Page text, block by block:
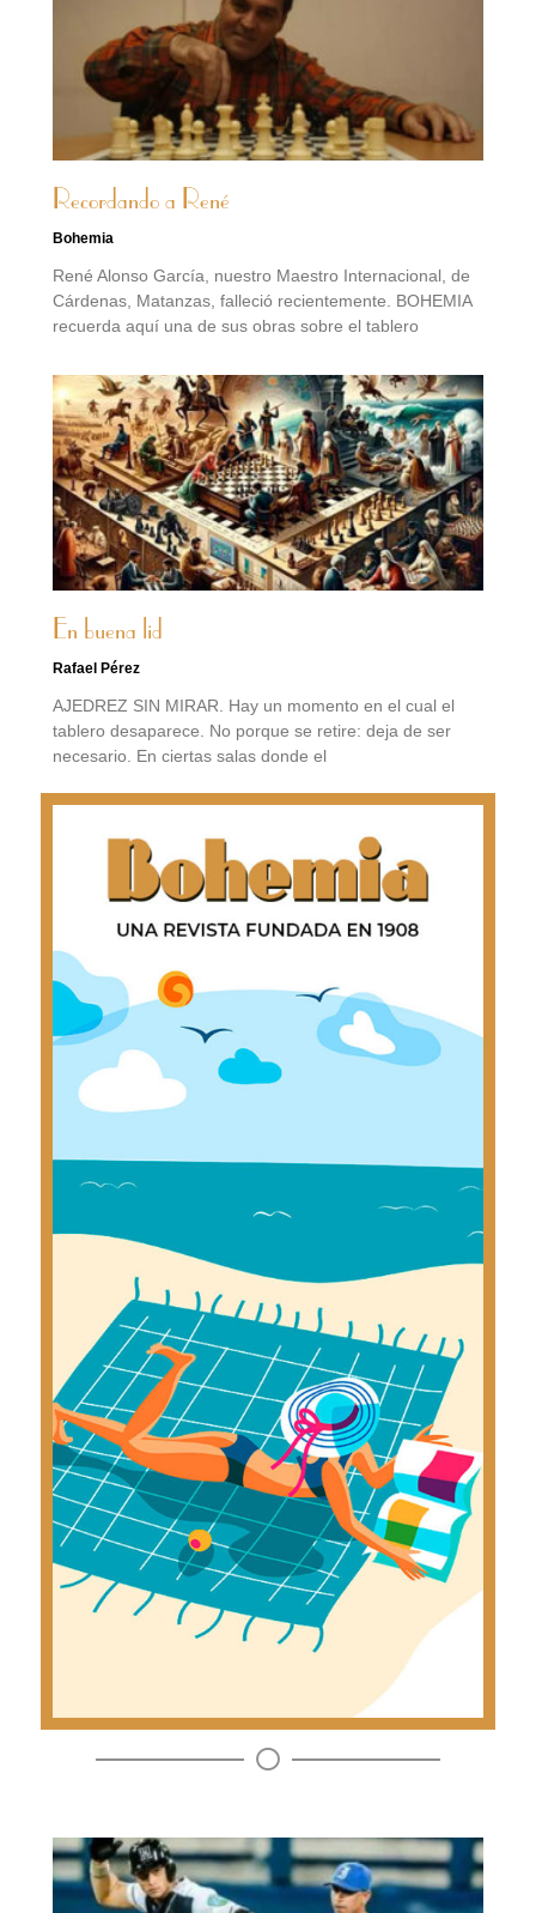
Recordando a René
Bohemia
René Alonso García, nuestro Maestro Internacional, de
Cárdenas, Matanzas, falleció recientemente. BOHEMIA
recuerda aquí una de sus obras sobre el tablero
En buena lid
Rafael Pérez
AJEDREZ SIN MIRAR. Hay un momento en el cual el
tablero desaparece. No porque se retire: deja de ser
necesario. En ciertas salas donde el